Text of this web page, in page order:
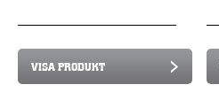
VISA PRODUKT